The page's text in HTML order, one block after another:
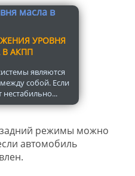
УРОВНЯ
АКПП
являются
собой. Если
нестабильно...
режимы можно
автомобиль